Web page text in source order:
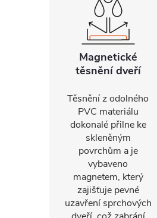
Magnetické
těsnění dveří
Těsnění z odolného
PVC materiálu
dokonalé přilne ke
skleněným
povrchům a je
vybaveno
magnetem, který
zajišťuje pevné
uzavření sprchových